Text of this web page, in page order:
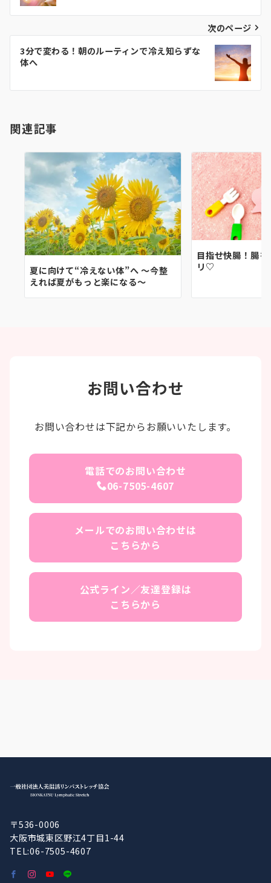
ナ
ビ
ゲ
ー
シ
ン
次のページ
3分で変わる！朝のルーティンで冷え知らずな
体へ
関連記事
夏に向けて“冷えない体”へ 〜今整
えれば夏がもっと楽になる〜
目指せ快腸！腸
リ♡
お問い合わせ
お問い合わせは下記からお願いいたします。
電話でのお問い合わせ
06-7505-4607
メールでのお問い合わせは
こちらから
公式ライン／友達登録は
こちらから
〒536-0006
大阪市城東区野江4丁目1-44
TEL:06-7505-4607